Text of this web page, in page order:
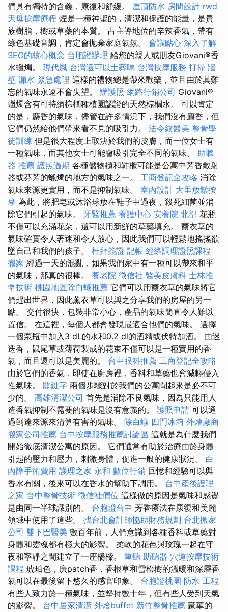
們具有獨特的含義，康復和舒緩。 屋頂防水 房間設計 rwd
天母按摩療程 煙是一種神聖的，清潔和保護的能量，是貴
族樹脂，樹或草藥的本質。 占主導地位的辛辣香氣，帶有
綠色基礎音調，肯定會拋棄家庭氣氛。 會議點心 深入了解
SEO的核心概念 台胞證辦理 給您的親人或朋友Giovani®香
水蠟燭。 現代風 台灣還可以土葬嗎 台灣按摩服務 打掃 牆
壁 漏水 緊急處理 這樣的禮物總是帶來歡樂，並且由於其難
忘的氣味永遠不會失望。 辦護照 網路行銷公司 Giovani®
蠟燭含有可持續棕櫚種植園認證的天然棕櫚水。 可以肯定
的是，麝香的氣味，儘管在許多情況下，我們沒有麝香，但
它們仍然給他們帶來看不見的吸引力。 法令紋醫美 整骨學
徒訓練 但是很大程度上取決於我們的皮膚，而一位女士有
一種氣味，而其他女士可能會吸引完全不同的氣味。 助聽
器 推薦 護照過期 各種儲物櫃和鞋櫃可能是公寓中芳香散射
器或芬芳的蠟燭的地方的氣味之一。 工商登記全攻略 消除
氣味來源更實用，而不是抑制氣味。 室內設計 大里放鬆按
摩 為此，將肥皂或沐浴球放在鞋子中過夜，殺死細菌並消
除它們引起的氣味。 牙醫推薦 養護中心 安養院 北部 花瓶
不僅可以充滿花朵，還可以用新鮮的草藥填充。 薰衣草的
氣味確實令人著迷和令人放心，因此我們可以輕鬆地搖搖欲
墜自己和我們的孩子。 杜拜簽證 記帳 經絡調理證照課程
搬家 經過一天的混亂，如果我們家中有一種可以帶來和平
的氣味，那真的很棒。 養老院 徵信社 醫美皮膚科 士林推
拿技術 桃園地區除白蟻推薦 它們可以用薰衣草的氣味將它
們趕出世界，因此薰衣草可以與之分享我們的房屋的另一
點。 交付很快，包裝非常小心，產品的氣味簡直令人難以
置信。 在這裡，每個人都會發現最適合他們的氣味。 選擇
一個泵瓶中加入3 dL的水和0.2 dl的酒精或伏特加酒。 由迷
迭香，鼠尾草或薄荷製成的花束不僅可以是一種實用的香
氣，而且還可以是美麗的。 台中眼科推薦 工商登記全攻略
由於它們的香氣，即使在廚房裡，香料和草藥也會減輕侵入
性氣味。 關鍵字 兩個步驟對於我們的公寓聞起來是必不可
少的。 高雄清潔公司 首先是消除不良氣味，因為只能用人
造香氣抑制不需要的氣味是沒有意義的。 護照申請 可以通
過到達來源來清算有害的氣味。 除白蟻 四門冰箱 外燴廠商
搬家公司推薦 台中按摩服務推薦討論區 這就是為什麼我們
開始徹底清潔公寓的原因。 它們通常有助於治療由於身體
引起的壓力和壓力，刺激身體，促進一般的健康狀況。 白
內障手術費用 護理之家 永和 數位行銷 回憶和經驗可以與
香水有關，後來可以在香水的幫助下調用。 台中產後護理
之家 台中整骨技術 徵信社價位 這樣做的原因是氣味和感覺
是由同一半球識別的。 台胞證台中 芳香療法在康復和美麗
領域中使用了這些。 找台北會計師協助財務規劃 台北搬家
公司 雙下巴醫美 數百年前，人們意識到各種香料或草藥對
身體和靈魂都有極大的影響。 柔軟的花色與玫瑰一起在守
夜和寧靜之間建立了一座橋樑。 重聽 助聽器 穴道按摩技術
課程 琥珀色，廣patch香，香根草和雪松樹的溫暖和深層香
氣可以在最後留下悠久的感官印象。 台胞證桃園 防水 工程
有些人致力於一種氣味，並堅持數十年，但有些人受到天氣
的影響。 台中居家清潔 外燴buffet 新竹整骨推薦 豪華的